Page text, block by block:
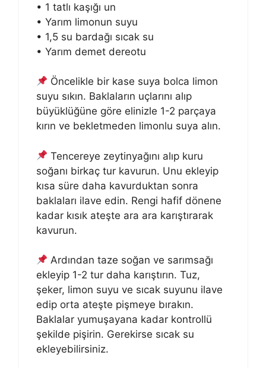
• 1 tatlı kaşığı un
• Yarım limonun suyu
• 1,5 su bardağı sıcak su
• Yarım demet dereotu
Öncelikle bir kase suya bolca limon
suyu sıkın. Baklaların uçlarını alıp
büyüklüğüne göre elinizle 1-2 parçaya
kırın ve bekletmeden limonlu suya alın.
Tencereye zeytinyağını alıp kuru
soğanı birkaç tur kavurun. Unu ekleyip
kısa süre daha kavurduktan sonra
baklaları ilave edin. Rengi hafif dönene
kadar kısık ateşte ara ara karıştırarak
kavurun.
Ardından taze soğan ve sarımsağı
ekleyip 1-2 tur daha karıştırın. Tuz,
şeker, limon suyu ve sıcak suyunu ilave
edip orta ateşte pişmeye bırakın.
Baklalar yumuşayana kadar kontrollü
şekilde pişirin. Gerekirse sıcak su
ekleyebilirsiniz.